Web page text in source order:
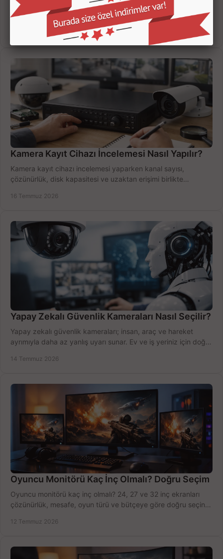
Güvenlik kamerası seçerken çözünürlük, gece görüşü, kayıt
süresi ve bağlantı tipini karşılaştırın; eviniz veya iş yeriniz için
doğru sistemi hemen seçin.
18 Temmuz 2026
Kamera Kayıt Cihazı İncelemesi Nasıl Yapılır?
Kamera kayıt cihazı incelemesi yaparken kanal sayısı,
çözünürlük, disk kapasitesi ve uzaktan erişimi birlikte
16 Temmuz 2026
Yapay Zekalı Güvenlik Kameraları Nasıl Seçilir?
Yapay zekalı güvenlik kameraları; insan, araç ve hareket
ayrımıyla daha az yanlış uyarı sunar. Ev ve iş yeriniz için doğru
14 Temmuz 2026
Oyuncu Monitörü Kaç İnç Olmalı? Doğru Seçim
Oyuncu monitörü kaç inç olmalı? 24, 27 ve 32 inç ekranları
çözünürlük, mesafe, oyun türü ve bütçeye göre doğru seçin,
12 Temmuz 2026